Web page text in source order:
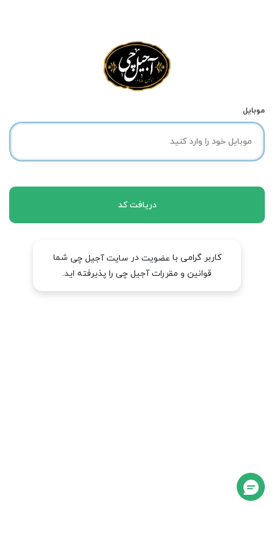
موبایل
دریافت کد
کاربر گرامی با عضویت در سایت آجیل چی شما
قوانین و مقررات آجیل چی را پذیرفته اید.